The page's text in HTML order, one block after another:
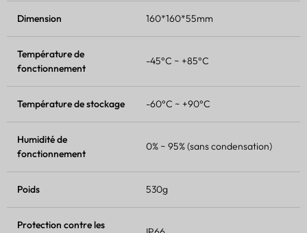
Dimension 160*160*55mm
Température de
fonctionnement
-45°C ~ +85°C
Température de stockage -60°C ~ +90°C
Humidité de
fonctionnement
0% ~ 95% (sans condensation)
Poids 530g
Protection contre les